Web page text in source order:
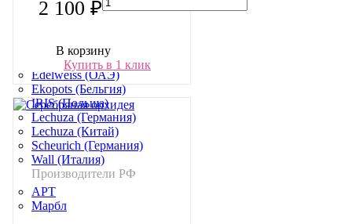
Производители (Мир)
Artevasi (Португалия)
Deroma (Италия)
Edelweiss (ОАЭ)
Ekopots (Бельгия)
IRIS (Польша)
Lechuza (Германия)
Lechuza (Китай)
Scheurich (Германия)
Wall (Италия)
Производители РФ
АРТ
Марбл
2 100 ₽
В корзину
Купить в 1 клик